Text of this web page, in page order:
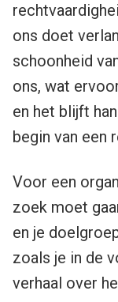
ons doet
schoonheid
ons, wat
en het blijft
begin van een
Voor een
zoek moet
en je
zoals je in de
verhaal over